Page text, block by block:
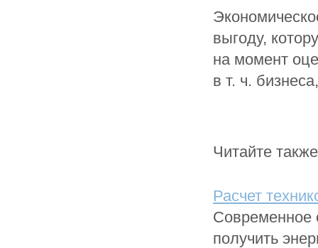
выгоду,
на момент
в т. ч.
Читайте
Расчет
Современное
получить